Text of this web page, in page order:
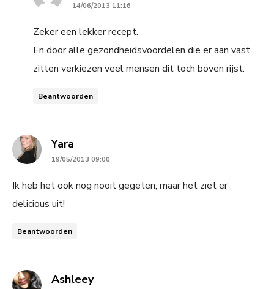
14/06/2013 11:16
Zeker een lekker recept.
En door alle gezondheidsvoordelen die er aan vast
zitten verkiezen veel mensen dit toch boven rijst.
Beantwoorden
Yara
19/05/2013 09:00
Ik heb het ook nog nooit gegeten, maar het ziet er
delicious uit!
Beantwoorden
Ashleeysays: